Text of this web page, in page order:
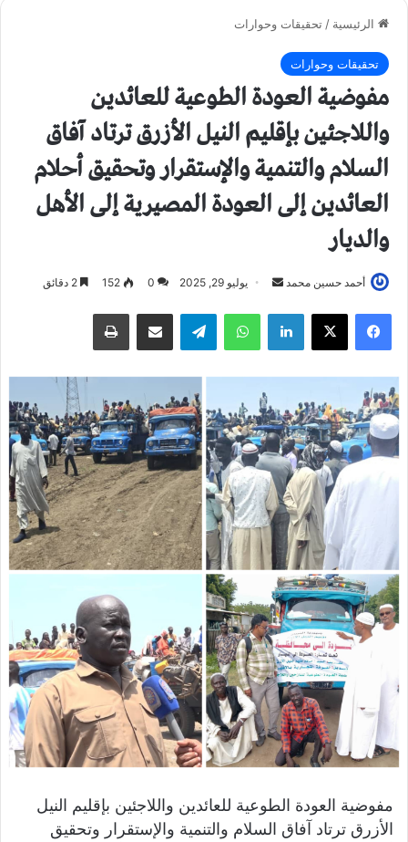
الرئيسية /تحقيقات وحوارات
تحقيقات وحوارات
مفوضية العودة الطوعية للعائدين
واللاجئين بإقليم النيل الأزرق ترتاد آفاق
السلام والتنمية والإستقرار وتحقيق أحلام
العائدين إلى العودة المصيرية إلى الأهل
والديار
أحمد حسين محمد
ل
ي
د
ا
إ
ل
ك
ر
و
ن
ي
ا
يوليو 29, 2025 0
152
فيسبوك لينكدإن واتساب
مفوضية العودة الطوعية للعائدين واللاجئين بإقليم النيل
الأزرق ترتاد آفاق السلام والتنمية والإستقرار وتحقيق